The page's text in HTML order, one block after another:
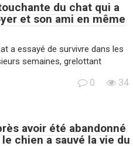
du chat qui a
et son ami en même
a essayé de survivre dans les
semaines, grelottant
0 34
avoir été abandonné
chien a sauvé la vie du